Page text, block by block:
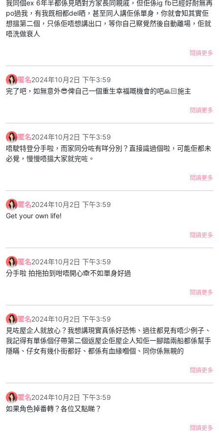
我同個ex 6年半都係見晒對方家長同親戚，但佢係ig fb已經好耐無再
po過我，有我既相都del晒，甚至同人講佢係單身，你就會知其實佢
想搵第二個，只係佢唔想講出口，等你自己察覺然後自動離場，佢就
唔洗做衰人
閱讀更多
匿名2024年10月2日 下午3:59
完了吧，如無意外😎俾自己一個重生幸福嘅機會的吧🙏🏻施主
閱讀更多
匿名2024年10月2日 下午3:59
唔駛特登分手啦，而家同分咗有咩分別？直接識過個啦，可能佢都未
必覺，慢慢唔搵大家就完咗。
閱讀更多
匿名2024年10月2日 下午3:59
Get your own life!
閱讀更多
匿名2024年10月2日 下午3:59
分手啦 拍拖拍到咁唔開心🙈不如單身好過
閱讀更多
匿名2024年10月2日 下午3:59
見咗屋企人就放心？我想講現實真係好恐怖、過往都見有唔少例子、
我記得有單係個仔帶第二個返屋企佢屋企人知佢一腳踏兩船都係幫手
隱瞞、仔女有幾仆街都好、都係有血緣嗰個、同你係無親的
閱讀更多
匿名2024年10月2日 下午3:59
如果角色掉番轉？各位又點睇？
閱讀更多